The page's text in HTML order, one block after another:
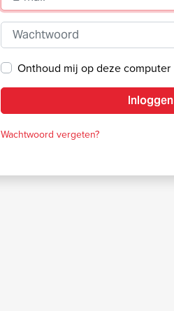
Wachtwoord
Onthoud mij op deze computer
Inloggen
Wachtwoord vergeten?